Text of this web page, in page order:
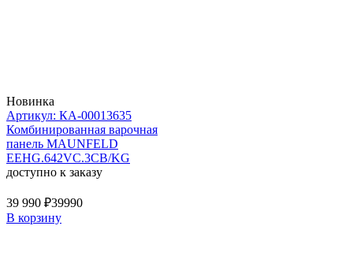
Новинка
Артикул: КА-00013635
Комбинированная варочная
панель MAUNFELD
EEHG.642VC.3CB/KG
доступно к заказу
39 990 ₽39990
В корзину